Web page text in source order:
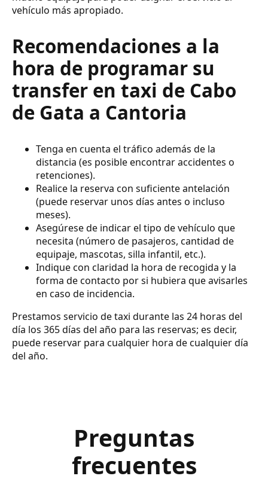
vehículo más apropiado.
Recomendaciones a la
hora de programar su
transfer en taxi de Cabo
de Gata a Cantoria
Tenga en cuenta el tráfico además de la
distancia (es posible encontrar accidentes o
retenciones).
Realice la reserva con suficiente antelación
(puede reservar unos días antes o incluso
meses).
Asegúrese de indicar el tipo de vehículo que
necesita (número de pasajeros, cantidad de
equipaje, mascotas, silla infantil, etc.).
Indique con claridad la hora de recogida y la
forma de contacto por si hubiera que avisarles
en caso de incidencia.
Prestamos servicio de taxi durante las 24 horas del
día los 365 días del año para las reservas; es decir,
puede reservar para cualquier hora de cualquier día
del año.
Preguntas
frecuentes